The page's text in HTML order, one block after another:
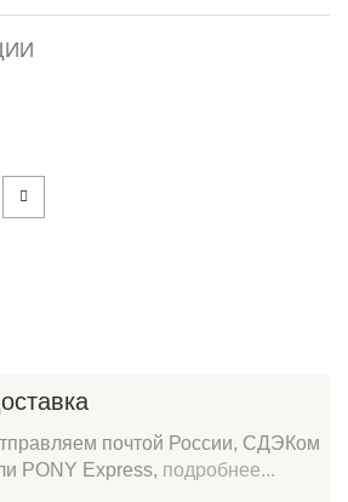
почтой России, СДЭКом
PONY Express, подробнее...